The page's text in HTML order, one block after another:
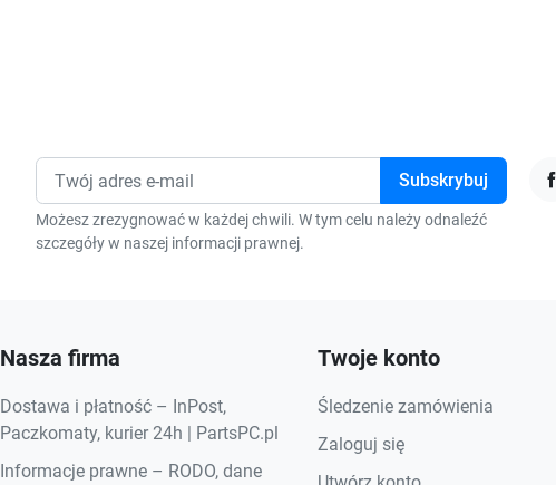
Możesz zrezygnować w każdej chwili. W tym celu należy odnaleźć
szczegóły w naszej informacji prawnej.
Nasza firma
Dostawa i płatność – InPost,
Paczkomaty, kurier 24h | PartsPC.pl
Informacje prawne – RODO, dane
Twoje konto
Śledzenie zamówienia
Zaloguj się